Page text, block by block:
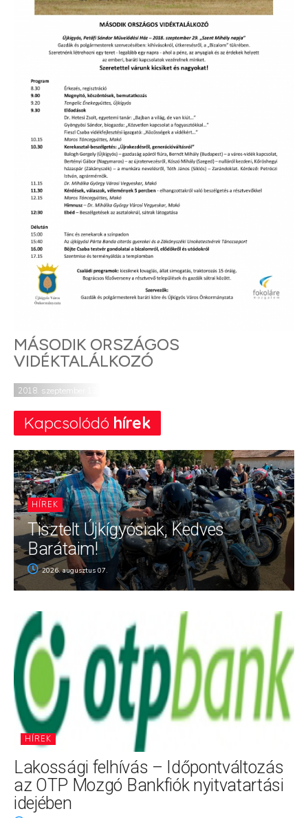
MÁSODIK ORSZÁGOS
VIDÉKTALÁLKOZÓ
2018. szeptember 13.
Kapcsolódó hírek
HÍREK
Tisztelt Újkígyósiak, Kedves
Barátaim!
2026. augusztus 07.
HÍREK
Lakossági felhívás – Időpontváltozás
az OTP Mozgó Bankfiók nyitvatartási
idejében